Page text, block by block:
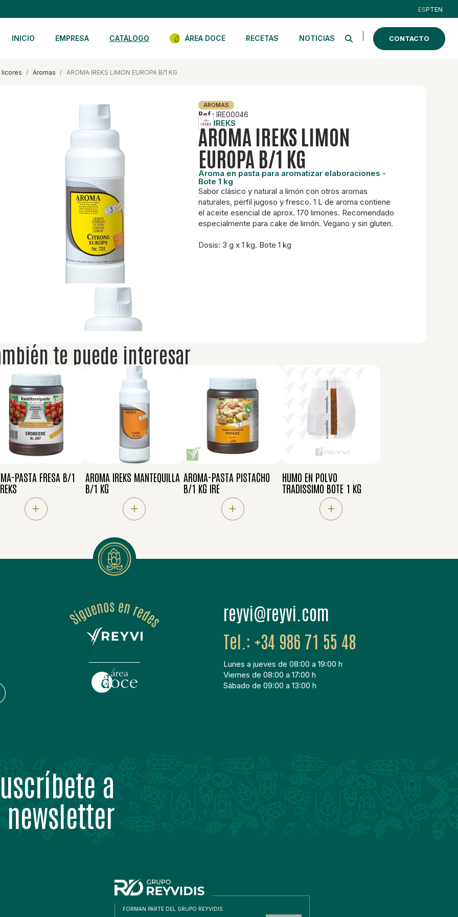
ESPTEN
INICIO EMPRESA CATÁLOGO ÁREA DOCE RECETAS NOTICIAS CONTACTO
licores aromas AROMA IREKS LIMON EUROPA B/1 KG
AROMAS
Ref.: IRE00046
IREKS
AROMA IREKS LIMON
EUROPA B/1 KG
Aroma en pasta para aromatizar elaboraciones -
Bote 1 kg
Sabor clásico y natural a limón con otros aromas
naturales, perfil jugoso y fresco. 1 L de aroma contiene
el aceite esencial de aprox. 170 limones. Recomendado
especialmente para cake de limón. Vegano y sin gluten.
Dosis: 3 g x 1 kg. Bote 1 kg
te puede interesar
PASTA FRESA B/1
+
AROMA IREKS MANTEQUILLA
B/1 KG
+
AROMA-PASTA PISTACHO
B/1 KG IRE
+
HUMO EN POLVO
TRADISSIMO BOTE 1 KG
+
moc.ivyer@ivyer
+34 986 71 55 48
Lunes a jueves de 08:00 a 19:00 h
Viernes de 08:00 a 17:00 h
Sábado de 09:00 a 13:00 h
a
FORMAN PARTE DEL GRUPO REYVIDIS: